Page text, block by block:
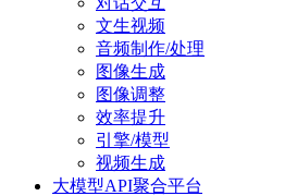
文生视频
音频制作/处理
图像生成
图像调整
效率提升
引擎/模型
视频生成
大模型API聚合平台